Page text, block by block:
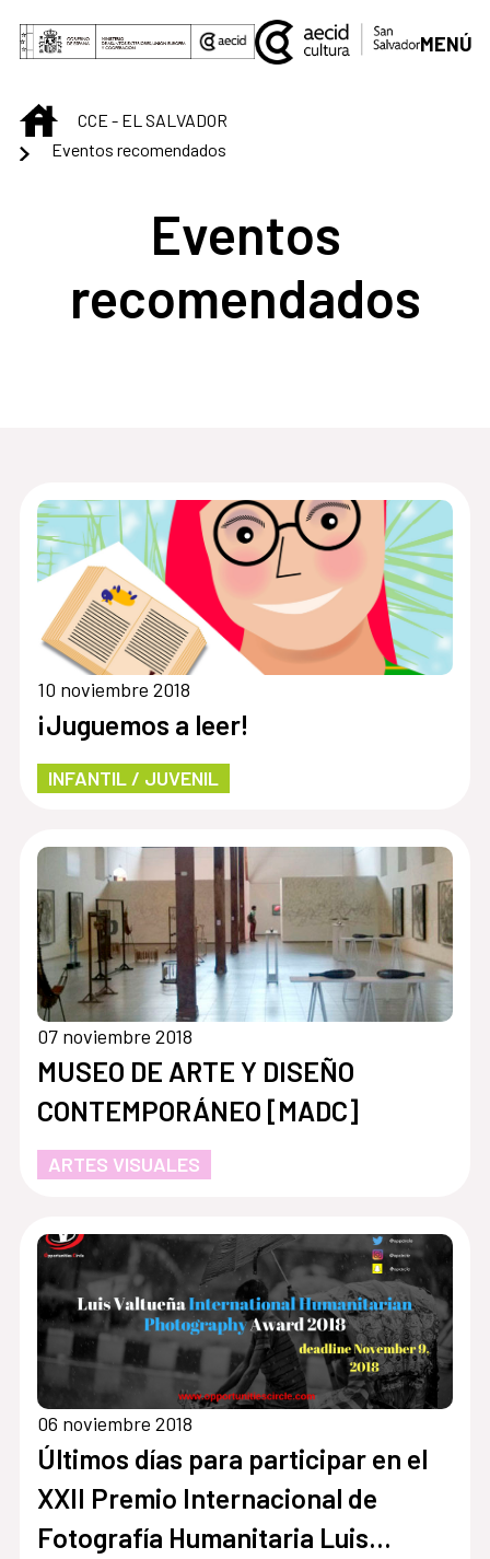
Saltar al contenido principal
MENÚ
INICIOCCE - EL SALVADOR
Eventos recomendados
Eventos
recomendados
10 noviembre 2018
¡Juguemos a leer!
INFANTIL / JUVENIL
07 noviembre 2018
MUSEO DE ARTE Y DISEÑO
CONTEMPORÁNEO [MADC]
ARTES VISUALES
06 noviembre 2018
Últimos días para participar en el
XXII Premio Internacional de
Fotografía Humanitaria Luis